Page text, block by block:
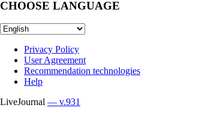
CHOOSE LANGUAGE
Privacy Policy
User Agreement
Recommendation technologies
Help
LiveJournal — v.931